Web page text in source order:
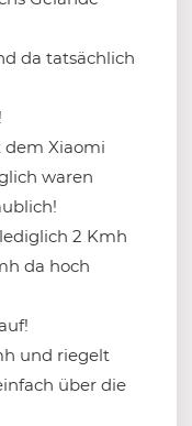
da tatsächlich
dem Xiaomi
waren
2 Kmh
da hoch
und riegelt
über die